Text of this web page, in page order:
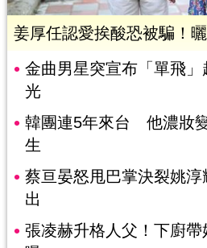
姜厚任認愛挨酸恐被騙！
金曲男星突宣布「單飛」
光
韓團連5年來台 他濃妝
生
蔡亘晏怒甩巴掌決裂姚
出
張凌赫升格人父！下廚帶